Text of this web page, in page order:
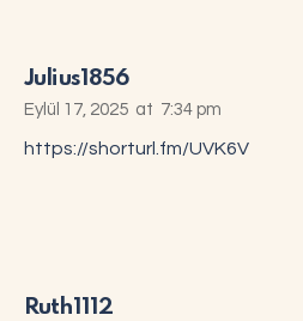
Julius1856
Eylül 17, 2025 at 7:34 pm
https://shorturl.fm/UVK6V
Ruth1112